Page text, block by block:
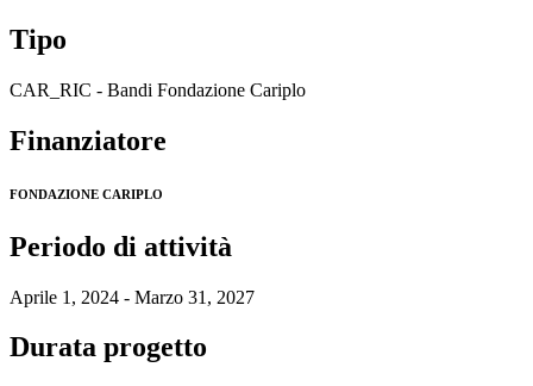
Tipo
CAR_RIC - Bandi Fondazione Cariplo
Finanziatore
FONDAZIONE CARIPLO
Periodo di attività
Aprile 1, 2024 - Marzo 31, 2027
Durata progetto